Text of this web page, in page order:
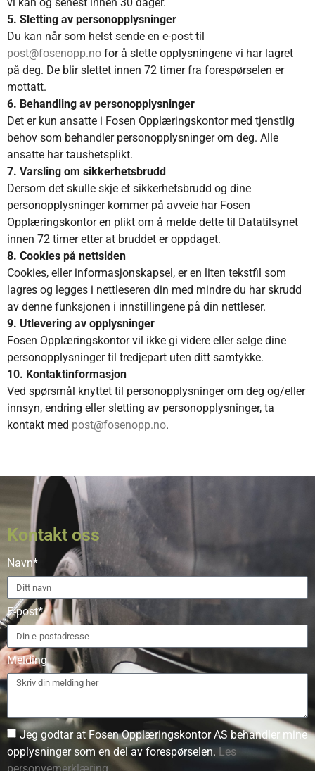
5. Sletting av personopplysninger
Du kan når som helst sende en e-post til
post@fosenopp.no for å slette opplysningene vi har lagret
på deg. De blir slettet innen 72 timer fra forespørselen er
mottatt.
6. Behandling av personopplysninger
Det er kun ansatte i Fosen Opplæringskontor med tjenstlig
behov som behandler personopplysninger om deg. Alle
ansatte har taushetsplikt.
7. Varsling om sikkerhetsbrudd
Dersom det skulle skje et sikkerhetsbrudd og dine
personopplysninger kommer på avveie har Fosen
Opplæringskontor en plikt om å melde dette til Datatilsynet
innen 72 timer etter at bruddet er oppdaget.
8. Cookies på nettsiden
Cookies, eller informasjonskapsel, er en liten tekstfil som
lagres og legges i nettleseren din med mindre du har skrudd
av denne funksjonen i innstillingene på din nettleser.
9. Utlevering av opplysninger
Fosen Opplæringskontor vil ikke gi videre eller selge dine
personopplysninger til tredjepart uten ditt samtykke.
10. Kontaktinformasjon
Ved spørsmål knyttet til personopplysninger om deg og/eller
innsyn, endring eller sletting av personopplysninger, ta
kontakt med post@fosenopp.no.
Kontakt oss
Navn*
E-post*
Melding
Jeg godtar at Fosen Opplæringskontor AS behandler mine
opplysninger som en del av forespørselen. Les
personvernerklæring.